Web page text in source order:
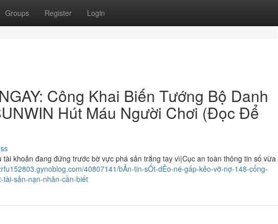
Groups Register Login
Công Khai Biến Tướng Bộ Danh
Hút Máu Người Chơi (Đọc Để
tài khoản đang đứng trước bờ vực phá sản trắng tay vì|Cục an toàn thông tin số vừa
40807141/bẢn-tin-sỐt-dẺo-né-gấp-kẻo-vỡ-nợ-148-cổng-
sản-nạn-nhân-cần-biết